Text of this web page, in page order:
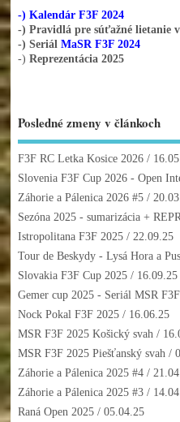
-) Kalendár F3F 2024
-) Pravidlá pre súťažné lietanie
-) Seriál MaSR F3F 2024
-) Reprezentácia 2025
Posledné zmeny v článkoch
F3F RC Letka Kosice 2026/
Slovenia F3F Cup 2026 - Open
Záhorie a Pálenica 2026 #5/
Sezóna 2025 - sumarizácia +
Istropolitana F3F 2025/ 22.09.25
Tour de Beskydy - Lysá Hora a
Slovakia F3F Cup 2025/ 16.09.25
Gemer cup 2025 - Seriál MSR F3F
Nock Pokal F3F 2025/ 16.06.25
MSR F3F 2025 Košický svah/
MSR F3F 2025 Piešťanský svah/
Záhorie a Pálenica 2025 #4/
Záhorie a Pálenica 2025 #3/
Raná Open 2025/ 05.04.25